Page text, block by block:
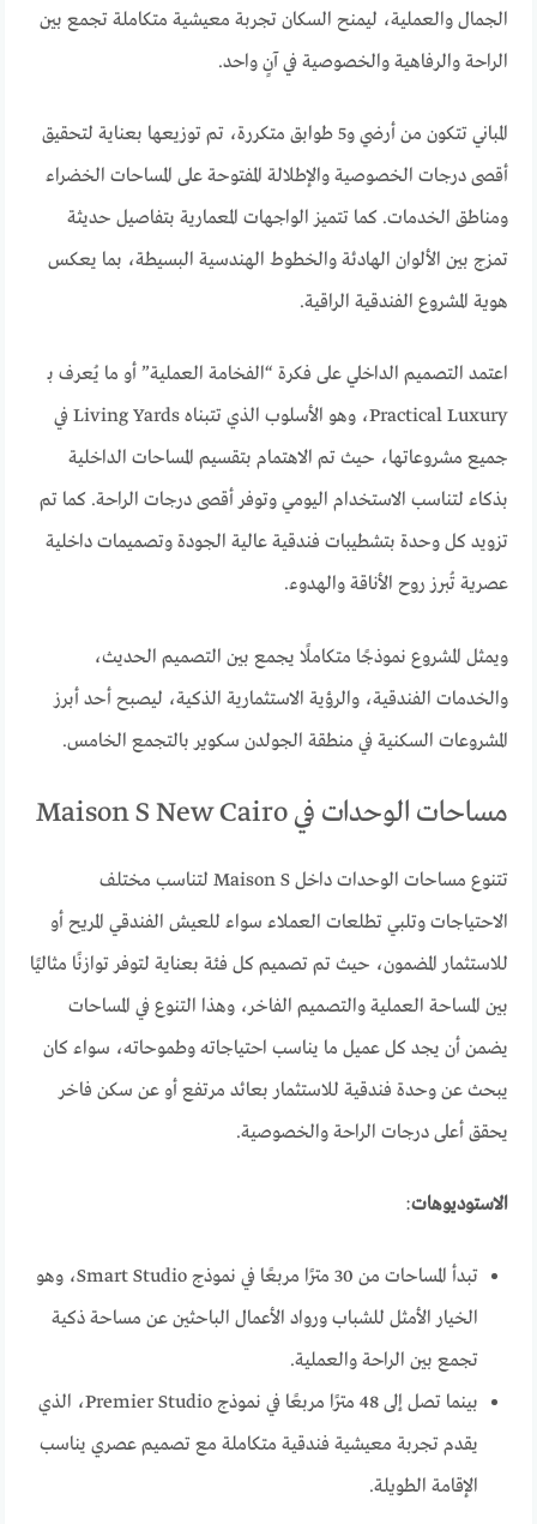
الجمال والعملية، ليمنح السكان تجربة معيشية متكاملة تجمع بين
الراحة والرفاهية والخصوصية في آنٍ واحد.
المباني تتكون من أرضي و5 طوابق متكررة، تم توزيعها بعناية لتحقيق
أقصى درجات الخصوصية والإطلالة المفتوحة على المساحات الخضراء
ومناطق الخدمات. كما تتميز الواجهات المعمارية بتفاصيل حديثة
تمزج بين الألوان الهادئة والخطوط الهندسية البسيطة، بما يعكس
هوية المشروع الفندقية الراقية.
اعتمد التصميم الداخلي على فكرة “الفخامة العملية” أو ما يُعرف بـ
Practical Luxury، وهو الأسلوب الذي تتبناه Living Yards في
جميع مشروعاتها، حيث تم الاهتمام بتقسيم المساحات الداخلية
بذكاء لتناسب الاستخدام اليومي وتوفر أقصى درجات الراحة. كما تم
تزويد كل وحدة بتشطيبات فندقية عالية الجودة وتصميمات داخلية
عصرية تُبرز روح الأناقة والهدوء.
ويمثل المشروع نموذجًا متكاملًا يجمع بين التصميم الحديث،
والخدمات الفندقية، والرؤية الاستثمارية الذكية، ليصبح أحد أبرز
المشروعات السكنية في منطقة الجولدن سكوير بالتجمع الخامس.
مساحات الوحدات في Maison S New Cairo
تتنوع مساحات الوحدات داخل Maison S لتناسب مختلف
الاحتياجات وتلبي تطلعات العملاء سواء للعيش الفندقي المريح أو
للاستثمار المضمون، حيث تم تصميم كل فئة بعناية لتوفر توازنًا مثاليًا
بين المساحة العملية والتصميم الفاخر، وهذا التنوع في المساحات
يضمن أن يجد كل عميل ما يناسب احتياجاته وطموحاته، سواء كان
يبحث عن وحدة فندقية للاستثمار بعائد مرتفع أو عن سكن فاخر
يحقق أعلى درجات الراحة والخصوصية.
الاستوديوهات:
تبدأ المساحات من 30 مترًا مربعًا في نموذج Smart Studio، وهو
الخيار الأمثل للشباب ورواد الأعمال الباحثين عن مساحة ذكية
تجمع بين الراحة والعملية.
بينما تصل إلى 48 مترًا مربعًا في نموذج Premier Studio، الذي
يقدم تجربة معيشية فندقية متكاملة مع تصميم عصري يناسب
الإقامة الطويلة.